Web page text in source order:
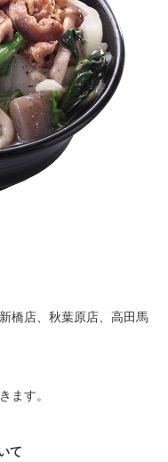
橋店、秋葉原店、高田馬
ます。
て